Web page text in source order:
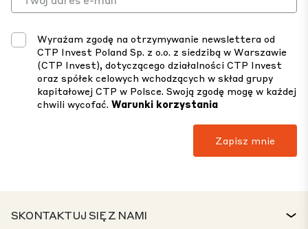
Wyrażam zgodę na otrzymywanie newslettera od
CTP Invest Poland Sp. z o.o. z siedzibą w Warszawie
(CTP Invest), dotyczącego działalności CTP Invest
oraz spółek celowych wchodzących w skład grupy
kapitałowej CTP w Polsce. Swoją zgodę mogę w każdej
chwili wycofać. Warunki korzystania
SKONTAKTUJ SIĘ Z NAMI